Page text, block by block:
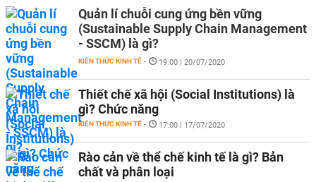
Quản lí chuỗi cung ứng bền vững
(Sustainable Supply Chain Management
- SSCM) là gì?
KIẾN THỨC KINH TẾ - 19:00 | 20/07/2020
Thiết chế xã hội (Social Institutions) là
gì? Chức năng
KIẾN THỨC KINH TẾ - 17:00 | 17/07/2020
Rào cản về thể chế kinh tế là gì? Bản
chất và phân loại